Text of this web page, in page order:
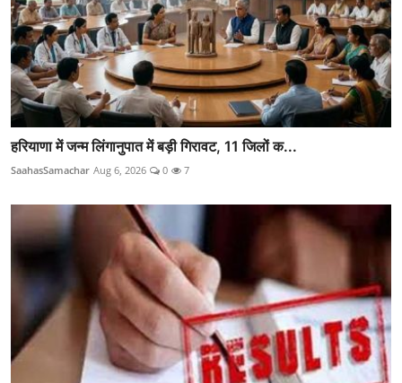
हरियाणा में जन्म लिंगानुपात में बड़ी गिरावट, 11 जिलों क...
SaahasSamachar Aug 6, 2026 0 7